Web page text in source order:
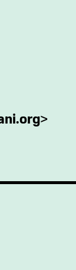
>